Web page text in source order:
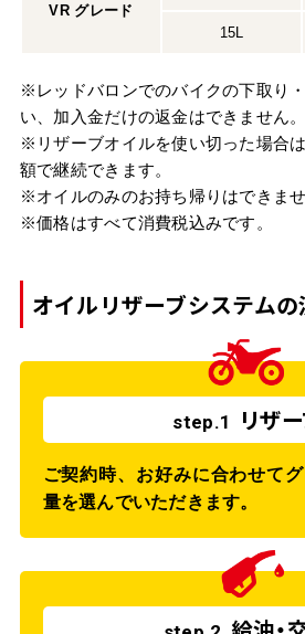
VR グレード
15L
※レッドバロンでのバイクの下取り
い、加入金だけの返金はできません。
※リザーブオイルを使い切った場合
額で継続できます。
※オイルのみのお持ち帰りはできませ
※価格はすべて消費税込みです。
オイルリザーブシステムの
step.1 リザ
ご契約時、お好みに合わせて
量を選んでいただきます。